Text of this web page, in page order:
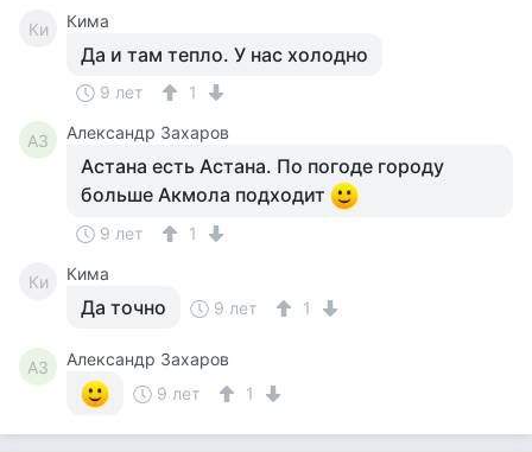
Ки Кима
Да и там тепло. У нас холодно
9 лет 1
АЗ Александр Захаров
Астана есть Астана. По погоде городу
больше Акмола подходит
9 лет 1
Ки Кима
Да точно 9 лет 1
АЗ
Александр Захаров
9 лет
1